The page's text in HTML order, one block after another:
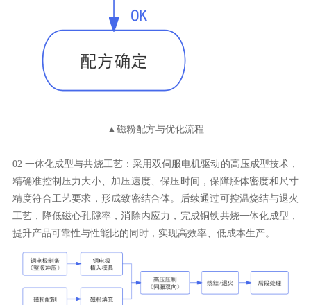
▲磁粉配方与优化流程
提升产品可靠性与性能比的同时，实现高效率、低成本生产。